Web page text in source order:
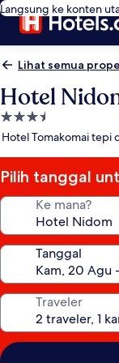
Langsung ke konten
Lihat semua
Hotel
Properti
bintang
Hotel Tomakomai tepi
Pilih tanggal
Ke mana?
Tanggal
Traveler